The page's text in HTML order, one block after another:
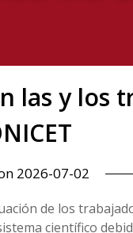
las y los
2026-07-02
de los
científico